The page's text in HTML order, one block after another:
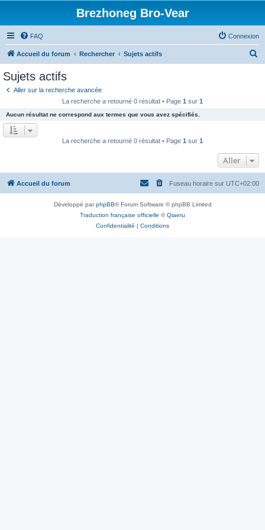
Brezhoneg Bro-Vear
FAQ Connexion
Accueil du forum Rechercher Sujets actifs
e
r
Sujets actifs
Aller sur la recherche avancée
La recherche a retourné 0 résultat • Page 1 sur 1
Aucun résultat ne correspond aux termes que vous avez spécifiés.
La recherche a retourné 0 résultat • Page 1 sur 1
Aller
Accueil du forum Fuseau horaire sur UTC+02:00
Développé parphpBB® Forum Software © phpBB Limited
Traduction française officielle ©Qiaeru
Confidentialité | Conditions